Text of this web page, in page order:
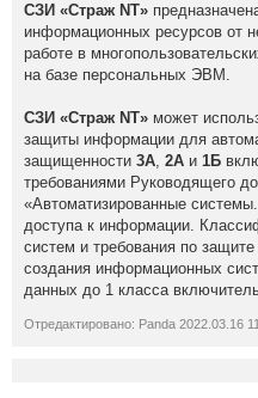
СЗИ «Страж NT»
информационных ресурсов от
работе в
на базе персональных ЭВМ.
СЗИ «Страж NT» может
защиты информации для
защищенности 3А, 2А и 1Б
требованиями Руководящего
«Автоматизированные
доступа к информации.
систем и требования по
создания информационных
данных до 1 класса
Отредактировано: Panda 2022.03.16